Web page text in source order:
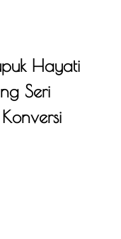
Hayati
Seri